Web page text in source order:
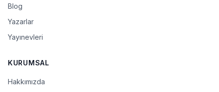
Blog
Yazarlar
Yayınevleri
KURUMSAL
Hakkımızda